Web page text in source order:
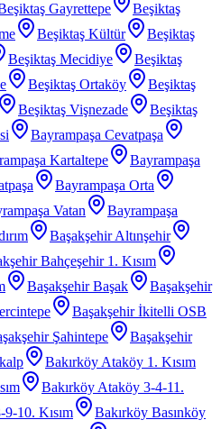
Gayrettepe
Beşiktaş
Beşiktaş Kültür
Beşiktaş
Beşiktaş Mecidiye
Beşiktaş
Beşiktaş Ortaköy
Beşiktaş
Beşiktaş Vişnezade
Beşiktaş
Bayrampaşa Cevatpaşa
Kartaltepe
Bayrampaşa
Bayrampaşa Orta
Vatan
Bayrampaşa
Başakşehir Altınşehir
Bahçeşehir 1. Kısım
Başakşehir Başak
Başakşehir
Başakşehir İkitelli OSB
Şahintepe
Başakşehir
Bakırköy Ataköy 1. Kısım
Bakırköy Ataköy 3-4-11.
10. Kısım
Bakırköy Basınköy